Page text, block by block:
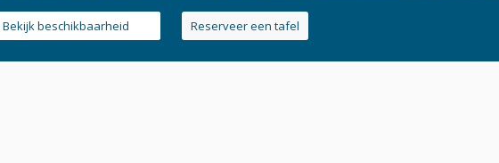
Bekijk beschikbaarheid Reserveer een tafel